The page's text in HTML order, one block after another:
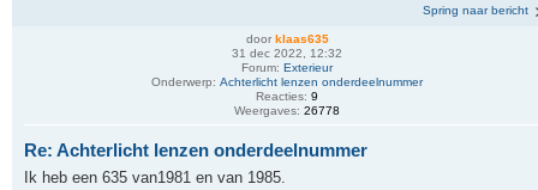
Spring naar bericht
door klaas635
31 dec 2022, 12:32
Forum: Exterieur
Onderwerp: Achterlicht lenzen onderdeelnummer
Reacties: 9
Weergaves: 26778
Re: Achterlicht lenzen onderdeelnummer
Ik heb een 635 van1981 en van 1985.